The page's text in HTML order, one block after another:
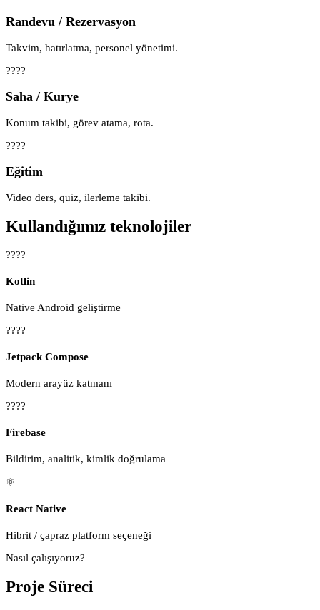
Randevu / Rezervasyon
Takvim, hatırlatma, personel yönetimi.
????
Saha / Kurye
Konum takibi, görev atama, rota.
????
Eğitim
Video ders, quiz, ilerleme takibi.
Kullandığımız teknolojiler
????
Kotlin
Native Android geliştirme
????
Jetpack Compose
Modern arayüz katmanı
????
Firebase
Bildirim, analitik, kimlik doğrulama
⚛️
React Native
Hibrit / çapraz platform seçeneği
Nasıl çalışıyoruz?
Proje Süreci